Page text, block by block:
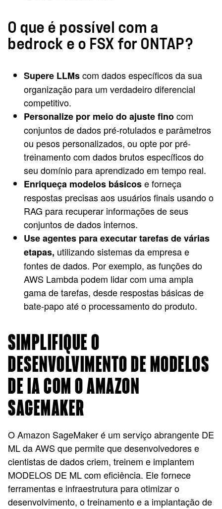
O que é possível com a
bedrock e o FSX for ONTAP?
Supere LLMscom dados específicos da sua
organização para um verdadeiro diferencial
competitivo.
Personalize por meio do ajuste finocom
conjuntos de dados pré-rotulados e parâmetros
ou pesos personalizados, ou opte por pré-
treinamento com dados brutos específicos do
seu domínio para aprendizado em tempo real.
Enriqueça modelos básicose forneça
respostas precisas aos usuários finais usando o
RAG para recuperar informações de seus
conjuntos de dados internos.
Use agentes para executar tarefas de várias
etapas, utilizando sistemas da empresa e
fontes de dados. Por exemplo, as funções do
AWS Lambda podem lidar com uma ampla
gama de tarefas, desde respostas básicas de
bate-papo até o processamento do produto.
SIMPLIFIQUE O
DESENVOLVIMENTO DE MODELOS
DE IA COM O AMAZON
SAGEMAKER
O Amazon SageMaker é um serviço abrangente DE
ML da AWS que permite que desenvolvedores e
cientistas de dados criem, treinem e implantem
MODELOS DE ML com eficiência. Ele fornece
ferramentas e infraestrutura para otimizar o
desenvolvimento, o treinamento e a implantação de